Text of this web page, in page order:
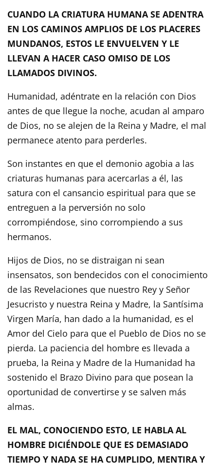
CUANDO LA CRIATURA HUMANA SE ADENTRA
EN LOS CAMINOS AMPLIOS DE LOS PLACERES
MUNDANOS, ESTOS LE ENVUELVEN Y LE
LLEVAN A HACER CASO OMISO DE LOS
LLAMADOS DIVINOS.
Humanidad, adéntrate en la relación con Dios
antes de que llegue la noche, acudan al amparo
de Dios, no se alejen de la Reina y Madre, el mal
permanece atento para perderles.
Son instantes en que el demonio agobia a las
criaturas humanas para acercarlas a él, las
satura con el cansancio espiritual para que se
entreguen a la perversión no solo
corrompiéndose, sino corrompiendo a sus
hermanos.
Hijos de Dios, no se distraigan ni sean
insensatos, son bendecidos con el conocimiento
de las Revelaciones que nuestro Rey y Señor
Jesucristo y nuestra Reina y Madre, la Santísima
Virgen María, han dado a la humanidad, es el
Amor del Cielo para que el Pueblo de Dios no se
pierda. La paciencia del hombre es llevada a
prueba, la Reina y Madre de la Humanidad ha
sostenido el Brazo Divino para que posean la
oportunidad de convertirse y se salven más
almas.
EL MAL, CONOCIENDO ESTO, LE HABLA AL
HOMBRE DICIÉNDOLE QUE ES DEMASIADO
TIEMPO Y NADA SE HA CUMPLIDO, MENTIRA Y